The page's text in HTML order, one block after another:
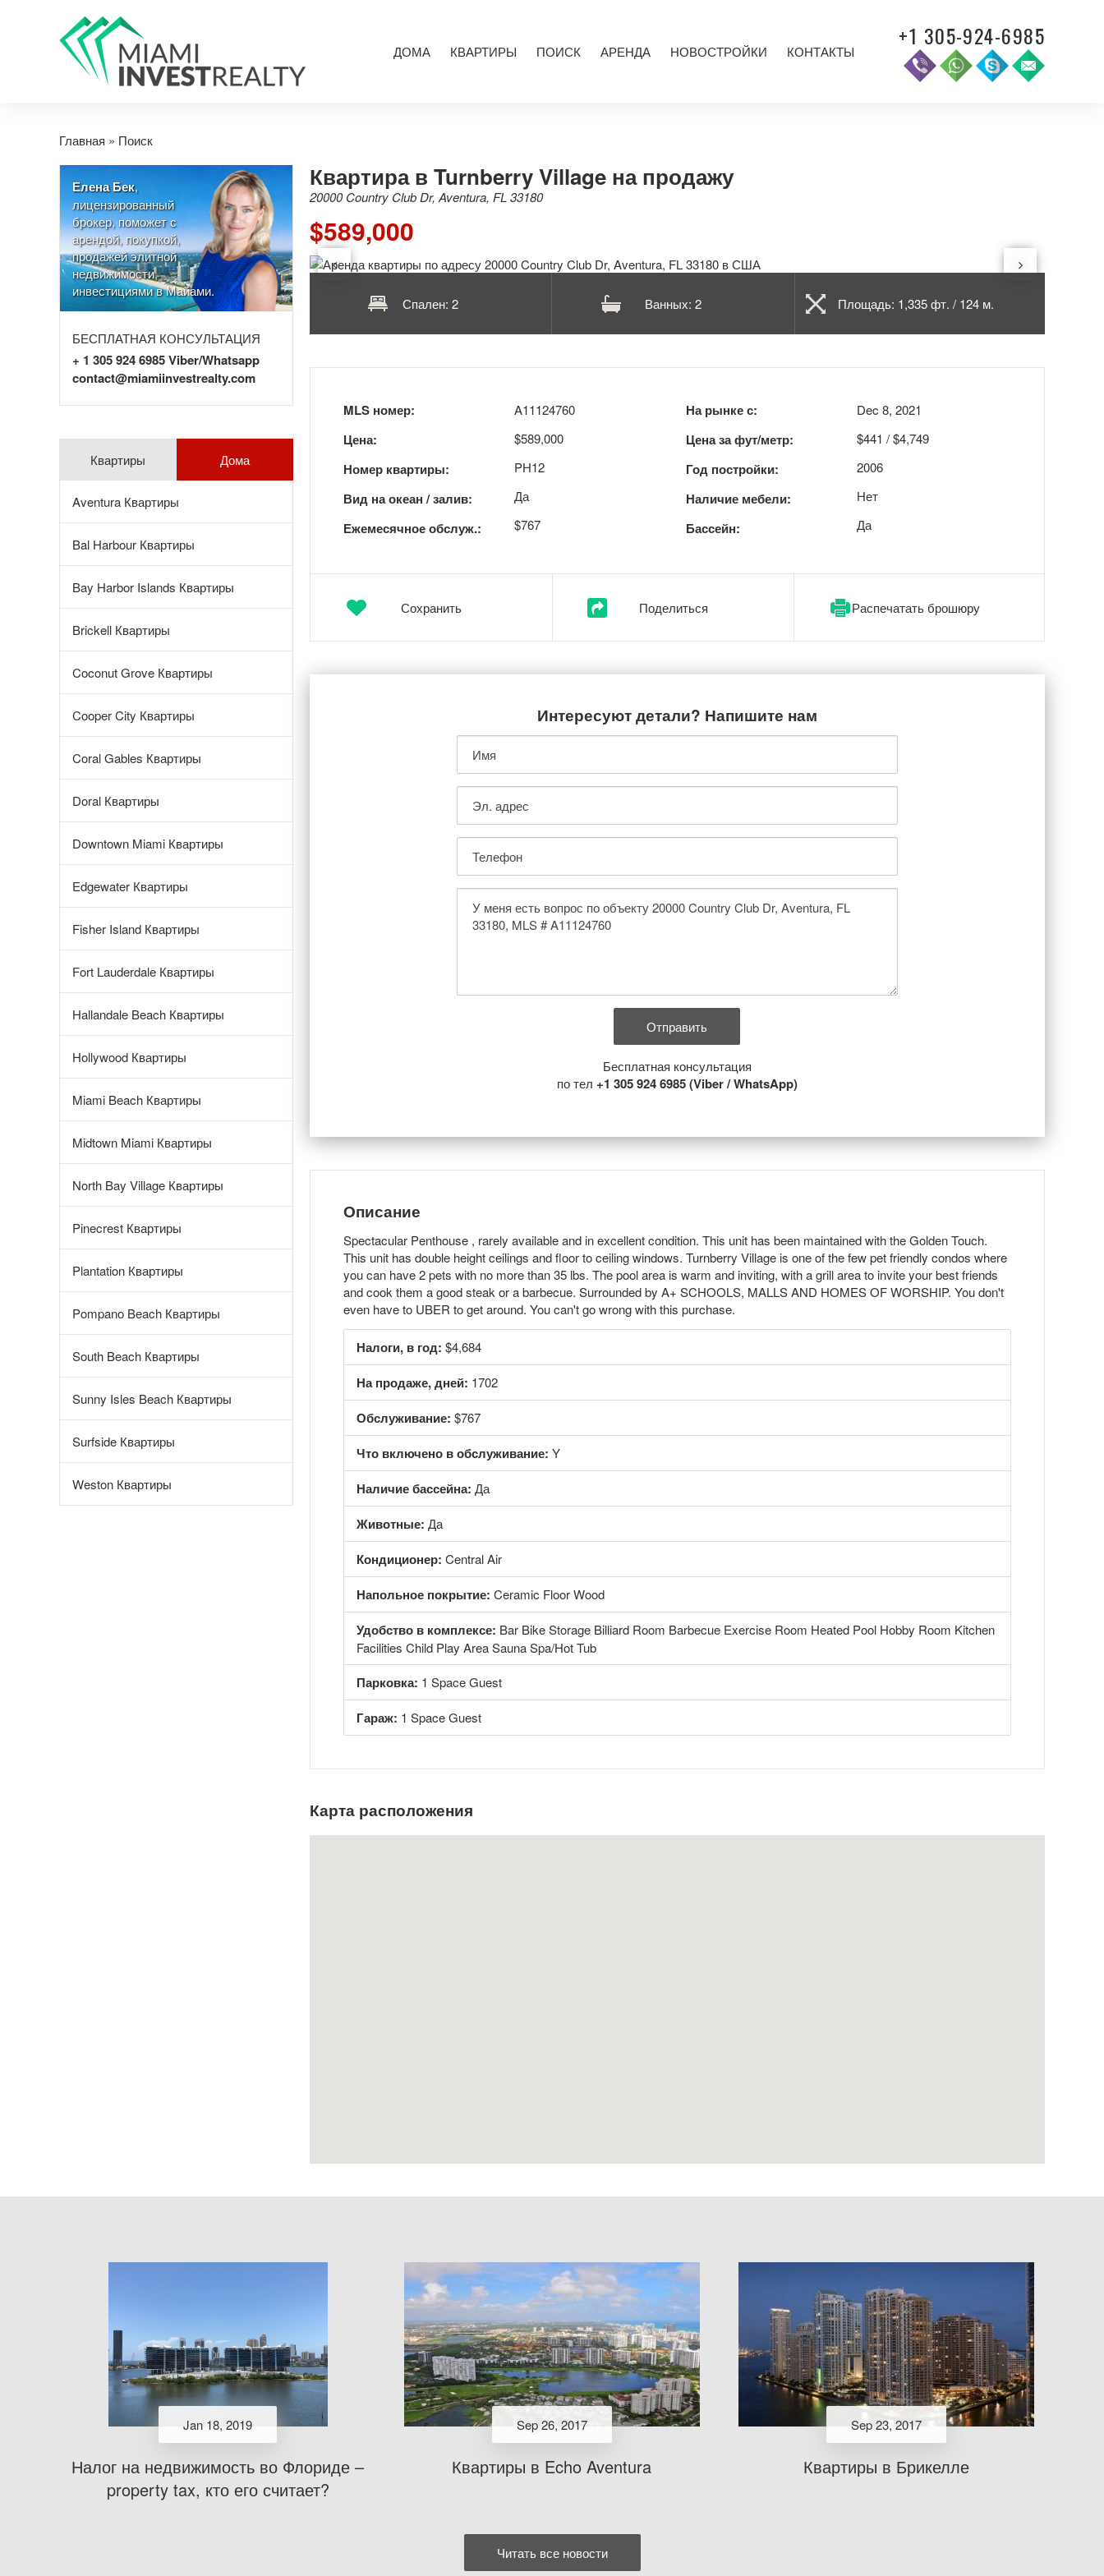
ДОМА КВАРТИРЫ ПОИСК АРЕНДА НОВОСТРОЙКИ КОНТАКТЫ
+1 305-924-6985
Главная » Поиск
Елена Бек,
лицензированный
брокер, поможет с
арендой, покупкой,
продажей элитной
недвижимости,
инвестициями в Майами.
БЕСПЛАТНАЯ КОНСУЛЬТАЦИЯ
+ 1 305 924 6985 Viber/Whatsapp
contact@miamiinvestrealty.com
Квартиры
Aventura Квартиры
Bal Harbour Квартиры
Bay Harbor Islands Квартиры
Brickell Квартиры
Coconut Grove Квартиры
Cooper City Квартиры
Coral Gables Квартиры
Doral Квартиры
Downtown Miami Квартиры
Edgewater Квартиры
Fisher Island Квартиры
Fort Lauderdale Квартиры
Hallandale Beach Квартиры
Hollywood Квартиры
Miami Beach Квартиры
Midtown Miami Квартиры
North Bay Village Квартиры
Pinecrest Квартиры
Plantation Квартиры
Pompano Beach Квартиры
South Beach Квартиры
Sunny Isles Beach Квартиры
Surfside Квартиры
Weston Квартиры
Дома
Квартира в Turnberry Village на продажу
20000 Country Club Dr, Aventura, FL 33180
$589,000
Спален: 2 Ванных: 2 Площадь: 1,335 фт. / 124 м.
MLS номер:
Цена:
Номер квартиры:
Вид на океан / залив:
Ежемесячное обслуж.:
A11124760
$589,000
PH12
Да
$767
На рынке с:
Цена за фут/метр:
Год постройки:
Наличие мебели:
Бассейн:
Dec 8, 2021
$441 / $4,749
2006
Нет
Да
Сохранить Поделиться Распечатать брошюру
Интересуют детали? Напишите нам
Бесплатная консультация
по тел +1 305 924 6985 (Viber / WhatsApp)
Описание
Spectacular Penthouse , rarely available and in excellent condition. This unit has been maintained with the Golden Touch.
This unit has double height ceilings and floor to ceiling windows. Turnberry Village is one of the few pet friendly condos where
you can have 2 pets with no more than 35 lbs. The pool area is warm and inviting, with a grill area to invite your best friends
and cook them a good steak or a barbecue. Surrounded by A+ SCHOOLS, MALLS AND HOMES OF WORSHIP. You don't
even have to UBER to get around. You can't go wrong with this purchase.
Налоги, в год: $4,684
На продаже, дней: 1702
Обслуживание: $767
Что включено в обслуживание: Y
Наличие бассейна: Да
Животные: Да
Кондиционер: Central Air
Напольное покрытие: Ceramic Floor Wood
Удобство в комплексе: Bar Bike Storage Billiard Room Barbecue Exercise Room Heated Pool Hobby Room Kitchen
Facilities Child Play Area Sauna Spa/Hot Tub
Парковка: 1 Space Guest
Гараж: 1 Space Guest
Карта расположения
Jan 18, 2019
Налог на недвижимость во Флориде –
property tax, кто его считает?
Sep 26, 2017
Квартиры в Echo Aventura
Sep 23, 2017
Квартиры в Брикелле
Читать все новости